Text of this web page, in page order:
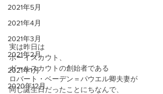
2021年5月
2021年4月
2021年3月
2021年2月
2021年1月
2020年12月
実は昨日は
ボーイスカウト、
ガールスカウトの創始者である
ロバート・ベーデン＝パウエル卿夫妻が
同じ誕生日だったことにちなんで、